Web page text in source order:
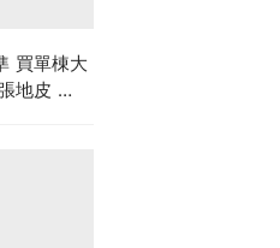
買單棟大
地皮 建